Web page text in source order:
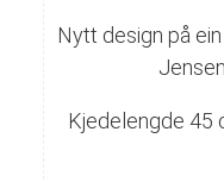
Nytt design på
Kjedelengde 45